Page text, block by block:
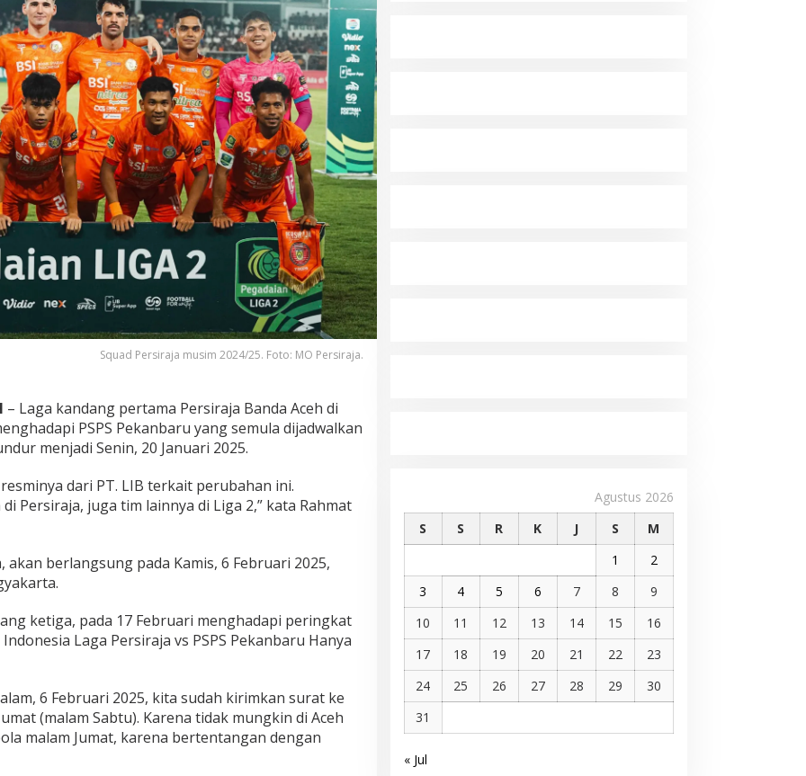
Squad Persiraja musim 2024/25. Foto: MO Persiraja.
– Laga kandang pertama Persiraja Banda Aceh di
PSPS Pekanbaru yang semula dijadwalkan
menjadi Senin, 20 Januari 2025.
dari PT. LIB terkait perubahan ini.
Persiraja, juga tim lainnya di Liga 2,” kata Rahmat
berlangsung pada Kamis, 6 Februari 2025,
ketiga, pada 17 Februari menghadapi peringkat
Laga Persiraja vs PSPS Pekanbaru Hanya
6 Februari 2025, kita sudah kirimkan surat ke
(malam Sabtu). Karena tidak mungkin di Aceh
malam Jumat, karena bertentangan dengan
Agustus 2026
S
S R K J S
M
1
2
3
4 5 6 7 8
9
10
11 12 13 14 15
16
17
18 19 20 21 22
23
24
25 26 27 28 29
30
31
« Jul